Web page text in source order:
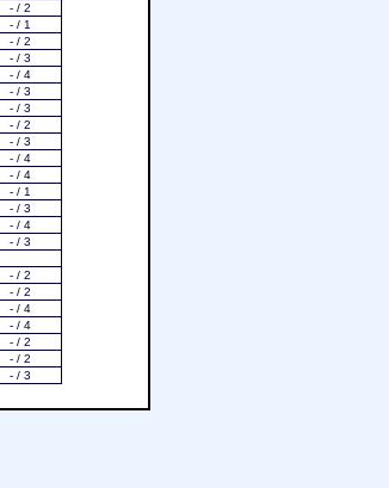
- / 2
- / 1
- / 2
- / 3
- / 4
- / 3
- / 3
- / 2
- / 3
- / 4
- / 4
- / 1
- / 3
- / 4
- / 3
- / 2
- / 2
- / 4
- / 4
- / 2
- / 2
- / 3